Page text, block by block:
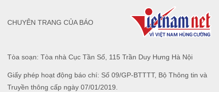
Tòa soạn: Tòa nhà Cục Tần Số, 115 Trần Duy Hưng Hà Nội
Giấy phép hoạt động báo chí: Số 09/GP-BTTTT, Bộ Thông tin và
Truyền thông cấp ngày 07/01/2019.
CHUYÊN TRANG CỦA BÁO